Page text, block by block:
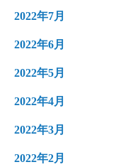
2022年7月
2022年6月
2022年5月
2022年4月
2022年3月
2022年2月